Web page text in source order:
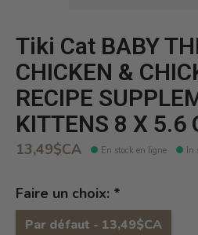
Tiki Cat BABY
CHICKEN &
RECIPE
KITTENS 8 X 5.6
13,49$CA En stock en ligne In
Faire un choix: *
Par défaut - 13,49$CA